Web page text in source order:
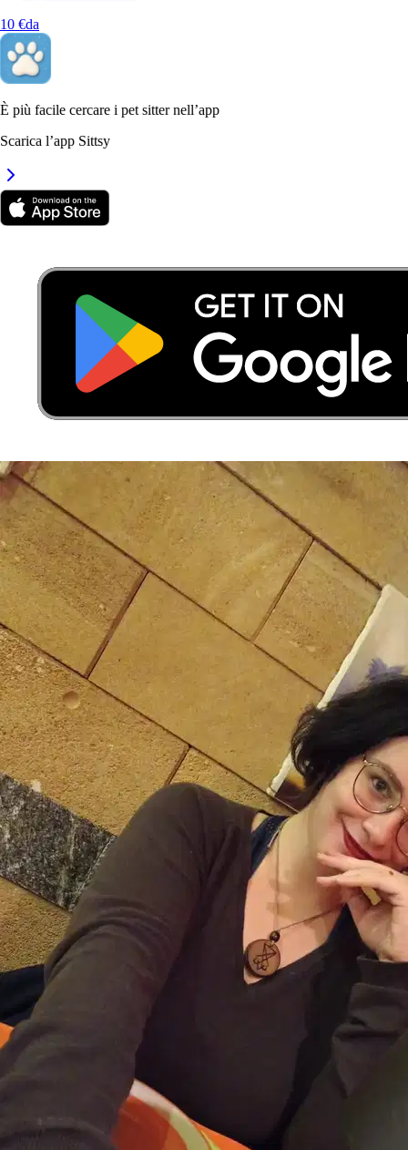
Bagheria, 90011
a 13,4 km di distanza
6. Miriam Zito
10 €da
È più facile cercare i pet sitter nell’app
Scarica l’app Sittsy